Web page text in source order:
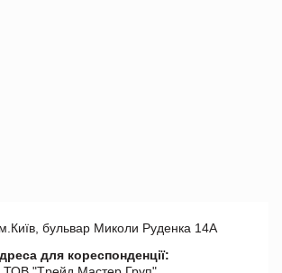
м.Київ, бульвар Миколи Руденка 14А
для кореспонденції: